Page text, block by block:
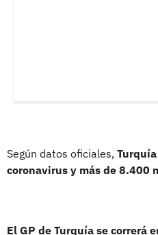
Según datos oficiales,
coronavirus y más de 8.400
El GP de Turquía se correrá